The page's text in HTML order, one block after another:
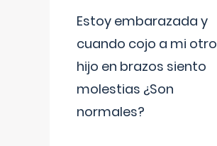
Estoy embarazada y
cuando cojo a mi otro
hijo en brazos siento
molestias ¿Son
normales?